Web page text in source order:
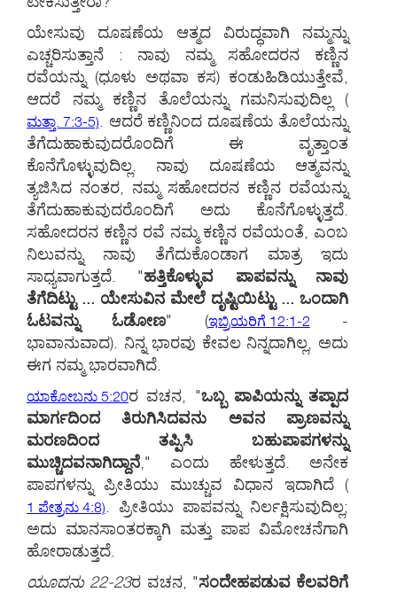
ಯೇಸುವು ದೂಷಣೆಯ ಆತ್ಮದ ವಿರುದ್ಧವಾಗಿ ನಮ್ಮನ್ನು
ಎಚ್ಚರಿಸುತ್ತಾನೆ : ನಾವು ನಮ್ಮ ಸಹೋದರನ ಕಣ್ಣಿನ
ರವೆಯನ್ನು (ಧೂಳು ಅಥವಾ ಕಸ) ಕಂಡುಹಿಡಿಯುತ್ತೇವೆ,
ಆದರೆ ನಮ್ಮ ಕಣ್ಣಿನ ತೊಲೆಯನ್ನು ಗಮನಿಸುವುದಿಲ್ಲ (
ಮತ್ತಾ. 7:3-5) . ಆದರೆ ಕಣ್ಣಿನಿಂದ ದೂಷಣೆಯ ತೊಲೆಯನ್ನು
ತೆಗೆದುಹಾಕುವುದರೊಂದಿಗೆ ಈ ವೃತ್ತಾಂತ
ಕೊನೆಗೊಳ್ಳುವುದಿಲ್ಲ. ನಾವು ದೂಷಣೆಯ ಆತ್ಮವನ್ನು
ತ್ಯಜಿಸಿದ ನಂತರ, ನಮ್ಮ ಸಹೋದರನ ಕಣ್ಣಿನ ರವೆಯನ್ನು
ತೆಗೆದುಹಾಕುವುದರೊಂದಿಗೆ ಅದು ಕೊನೆಗೊಳ್ಳುತ್ತದೆ.
ಸಹೋದರನ ಕಣ್ಣಿನ ರವೆ ನಮ್ಮ ಕಣ್ಣಿನ ರವೆಯಂತೆ, ಎಂಬ
ನಿಲುವನ್ನು ನಾವು ತೆಗೆದುಕೊಂಡಾಗ ಮಾತ್ರ ಇದು
ಸಾಧ್ಯವಾಗುತ್ತದೆ. "ಹತ್ತಿಕೊಳ್ಳುವ ಪಾಪವನ್ನು ನಾವು
ತೆಗೆದಿಟ್ಟು ... ಯೇಸುವಿನ ಮೇಲೆ ದೃಷ್ಟಿಯಿಟ್ಟು ... ಒಂದಾಗಿ
ಓಟವನ್ನು ಓಡೋಣ" (ಇಬ್ರಿಯರಿಗೆ 12:1-2 -
ಭಾವಾನುವಾದ). ನಿನ್ನ ಭಾರವು ಕೇವಲ ನಿನ್ನದಾಗಿಲ್ಲ, ಅದು
ಈಗ ನಮ್ಮ ಭಾರವಾಗಿದೆ.
ಯಾಕೋಬನು 5:20ರ ವಚನ, "ಒಬ್ಬ ಪಾಪಿಯನ್ನು ತಪ್ಪಾದ
ಮಾರ್ಗದಿಂದ ತಿರುಗಿಸಿದವನು ಅವನ ಪ್ರಾಣವನ್ನು
ಮರಣದಿಂದ ತಪ್ಪಿಸಿ ಬಹುಪಾಪಗಳನ್ನು
ಮುಚ್ಚಿದವನಾಗಿದ್ದಾನೆ ," ಎಂದು ಹೇಳುತ್ತದೆ. ಅನೇಕ
ಪಾಪಗಳನ್ನು ಪ್ರೀತಿಯು ಮುಚ್ಚುವ ವಿಧಾನ ಇದಾಗಿದೆ (
1 ಪೇತ್ರನು 4:8) . ಪ್ರೀತಿಯು ಪಾಪವನ್ನು ನಿರ್ಲಕ್ಷಿಸುವುದಿಲ್ಲ;
ಅದು ಮಾನಸಾಂತರಕ್ಕಾಗಿ ಮತ್ತು ಪಾಪ ವಿಮೋಚನೆಗಾಗಿ
ಹೋರಾಡುತ್ತದೆ.
ಯೂದನು 22-23ರ ವಚನ, "ಸಂದೇಹಪಡುವ ಕೆಲವರಿಗೆ